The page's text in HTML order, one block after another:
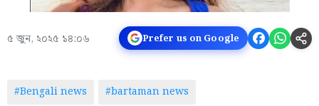
৫ জুন, ২০২৫ ১৪:০৬ Prefer us on Google
#Bengali news #bartaman news